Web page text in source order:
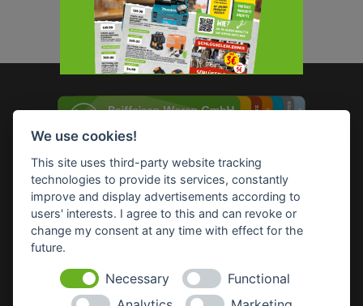
Impressum Datenschutz Widerruf-Formular
Cookie-Einstellungen ändern
92637 Weiden
We use cookies!
This site uses third-party website tracking
technologies to provide its services, constantly
improve and display advertisements according to
users' interests. I agree to this and can revoke or
change my consent at any time with effect for the
future.
Necessary
Functional